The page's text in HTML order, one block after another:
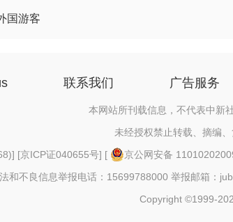
国游客
联系我们 广告服务
本网站所刊载信息，不代表中新
未经授权禁止转载、摘编
] [京ICP证040655号] [ 京公网安备
和不良信息举报电话：15699788000 举报邮箱：
Copyright ©1999-